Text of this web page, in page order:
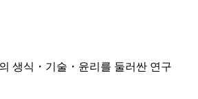
생식・기술・윤리를 둘러싼 연구